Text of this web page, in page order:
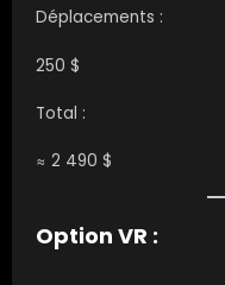
Déplacements :
250 $
Total :
≈ 2 490 $
Option VR :